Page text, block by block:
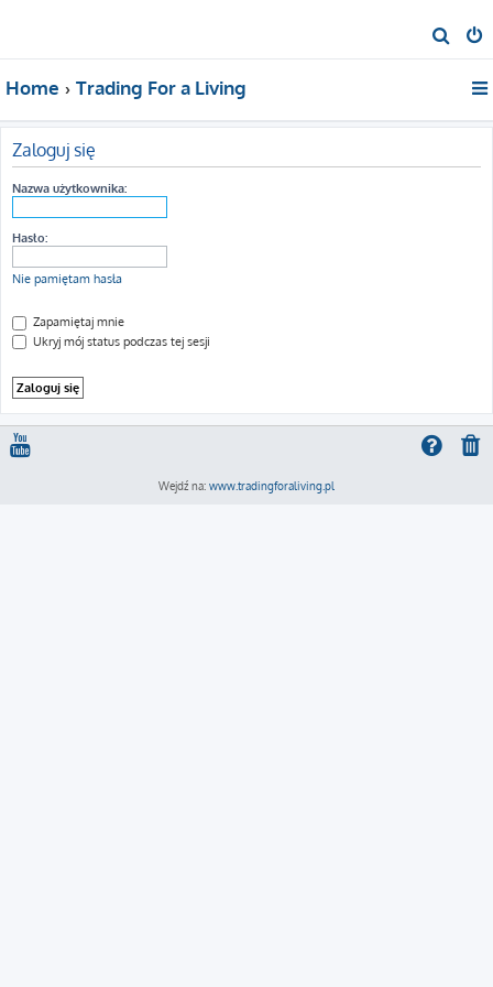
z
j
Home Trading For a Living
Zaloguj się
Nazwa użytkownika:
Hasło:
Nie pamiętam hasła
Zapamiętaj mnie
Ukryj mój status podczas tej sesji
Wejdź na: www.tradingforaliving.pl